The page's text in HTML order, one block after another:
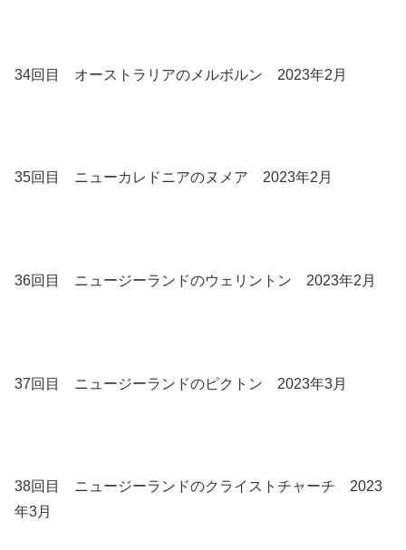
34回目 オーストラリアのメルボルン 2023年2月
35回目 ニューカレドニアのヌメア 2023年2月
36回目 ニュージーランドのウェリントン 2023年2月
37回目 ニュージーランドのピクトン 2023年3月
38回目 ニュージーランドのクライストチャーチ 2023
年3月